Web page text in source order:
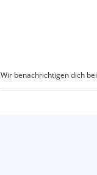
Wir benachrichtigen dich bei